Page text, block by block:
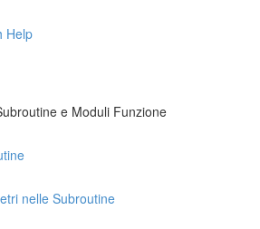
Help
e Moduli Funzione
nelle Subroutine